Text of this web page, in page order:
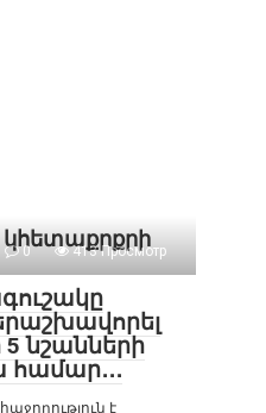
կհետաքրքրի
0 413 Просмотр
նշանների
է